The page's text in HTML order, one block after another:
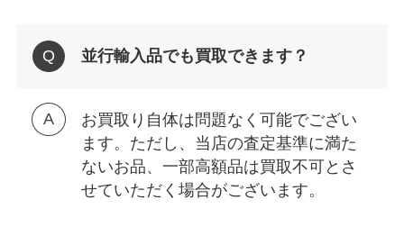
並行輸入品でも買取できます？
お買取り自体は問題なく可能でござい
ます。ただし、当店の査定基準に満た
ないお品、一部高額品は買取不可とさ
せていただく場合がございます。